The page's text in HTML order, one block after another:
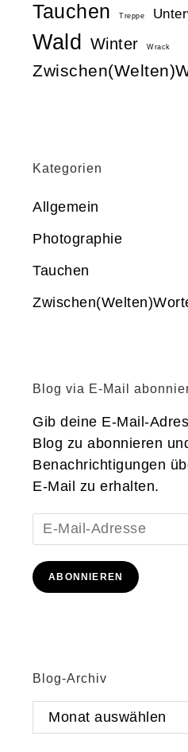
Tauchen
Treppe
Wald Winter Wrack
Kategorien
Allgemein
Photographie
Tauchen
Blog via E-Mail
Gib deine E-Mail-
Blog zu abonnieren
Benachrichtigungen
E-Mail zu erhalten.
E-
Mail-
Adresse
ABONNIEREN
Blog-Archiv
Blog-
Archiv